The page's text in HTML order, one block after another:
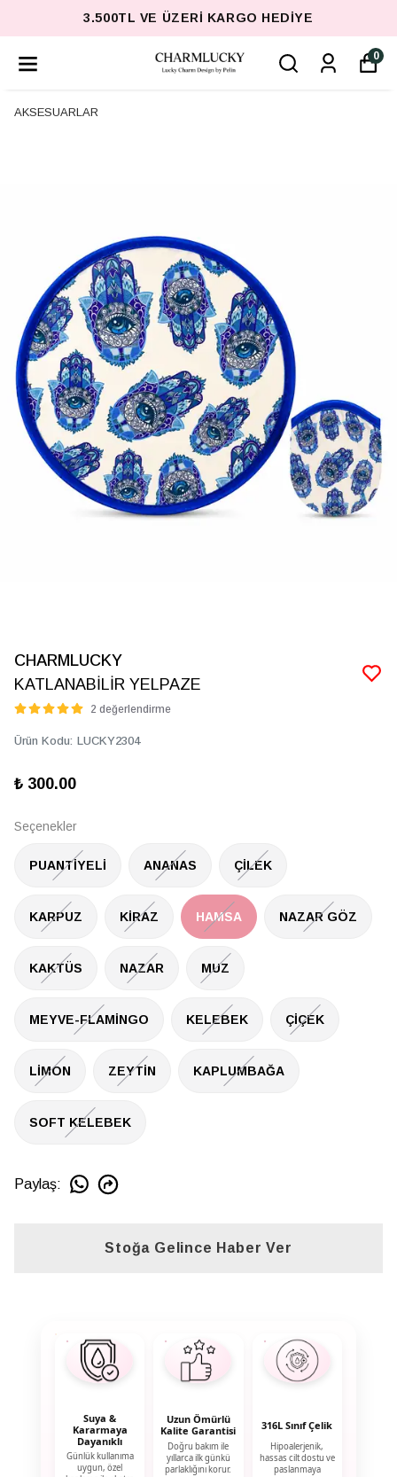
3.500TL VE ÜZERI KARGO HEDIYE
0
AKSESUARLAR
CHARMLUCKY
KATLANABİLİR YELPAZE
2 değerlendirme
Ürün Kodu: LUCKY2304
₺ 300.00
Seçenekler
PUANTİYELİ ANANAS ÇİLEK
KARPUZ KİRAZ HAMSA NAZAR GÖZ
KAKTÜS NAZAR MUZ
MEYVE-FLAMİNGO KELEBEK ÇİÇEK
LİMON ZEYTİN KAPLUMBAĞA
SOFT KELEBEK
Paylaş:
Stoğa Gelince Haber Ver
Suya &
Kararmaya
Dayanıklı
Günlük kullanıma
uygun, özel
Uzun Ömürlü
Kalite Garantisi
Doğru bakım ile
yıllarca ilk günkü
parlaklığını korur.
316L Sınıf Çelik
Hipoalerjenik,
hassas cilt dostu ve
paslanmaya